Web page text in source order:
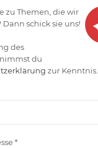
zu Themen, die wir
schick sie uns!
des
du
zur Kenntnis.
*